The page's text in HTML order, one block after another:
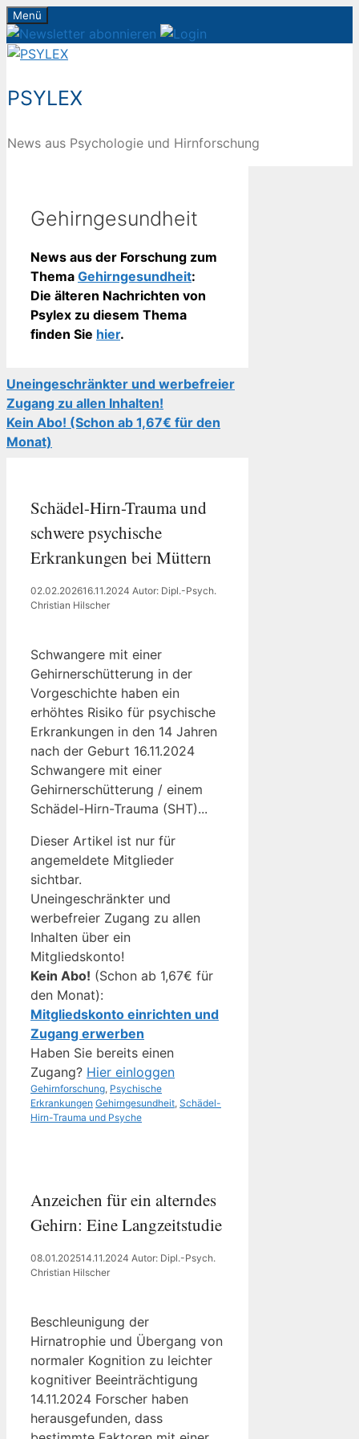
Zum
Inhalt
springen
Menü
PSYLEX
News aus Psychologie und Hirnforschung
Gehirngesundheit
News aus der Forschung zum
Thema Gehirngesundheit:
Die älteren Nachrichten von
Psylex zu diesem Thema
finden Sie hier.
Uneingeschränkter und werbefreier
Zugang zu allen Inhalten!
Kein Abo! (Schon ab 1,67€ für den
Monat)
Schädel-Hirn-Trauma und
schwere psychische
Erkrankungen bei Müttern
02.02.202616.11.2024 Autor: Dipl.-Psych.
Christian Hilscher
Schwangere mit einer
Gehirnerschütterung in der
Vorgeschichte haben ein
erhöhtes Risiko für psychische
Erkrankungen in den 14 Jahren
nach der Geburt 16.11.2024
Schwangere mit einer
Gehirnerschütterung / einem
Schädel-Hirn-Trauma (SHT)...
Dieser Artikel ist nur für
angemeldete Mitglieder
sichtbar.
Uneingeschränkter und
werbefreier Zugang zu allen
Inhalten über ein
Mitgliedskonto!
Kein Abo! (Schon ab 1,67€ für
den Monat):
Mitgliedskonto einrichten und
Zugang erwerben
Haben Sie bereits einen
Zugang? Hier einloggen
Kategorien
Gehirnforschung, Psychische
Erkrankungen Schlagwörter
Gehirngesundheit, Schädel-
Hirn-Trauma und Psyche
Anzeichen für ein alterndes
Gehirn: Eine Langzeitstudie
08.01.202514.11.2024 Autor: Dipl.-Psych.
Christian Hilscher
Beschleunigung der
Hirnatrophie und Übergang von
normaler Kognition zu leichter
kognitiver Beeinträchtigung
14.11.2024 Forscher haben
herausgefunden, dass